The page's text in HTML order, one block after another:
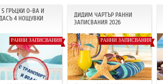
5 ГРЪЦКИ О-ВА И
4 НОЩУВКИ
РАННИ ЗАПИСВАНИЯ
ДИДИМ ЧАРТЪР РАННИ
ЗАПИСВАНИЯ 2026
РАННИ ЗАПИСВАНИЯ